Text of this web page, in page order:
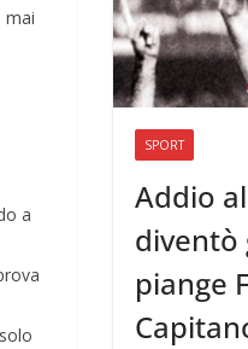
mai
a
SPORT
Addio
diventò
piange